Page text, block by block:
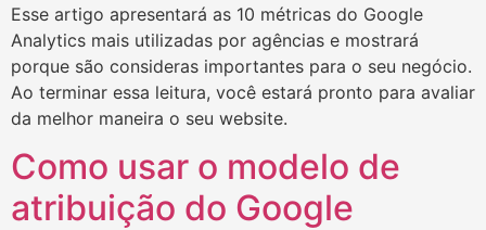
Esse artigo apresentará as 10 métricas do Google
Analytics mais utilizadas por agências e mostrará
porque são consideras importantes para o seu negócio.
Ao terminar essa leitura, você estará pronto para avaliar
da melhor maneira o seu website.
Como usar o modelo de
atribuição do Google